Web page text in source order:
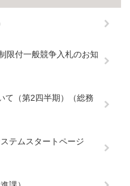
付一般競争入札のお知
（第2四半期）（総務
テムスタートページ